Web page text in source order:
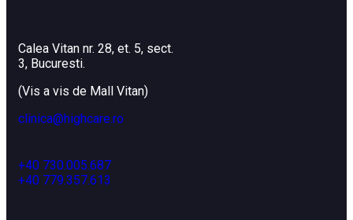
Calea Vitan nr. 28, et. 5, sect.
3, Bucuresti.
(Vis a vis de Mall Vitan)
clinica@highcare.ro
+40 730.005.687
+40 779.357.613